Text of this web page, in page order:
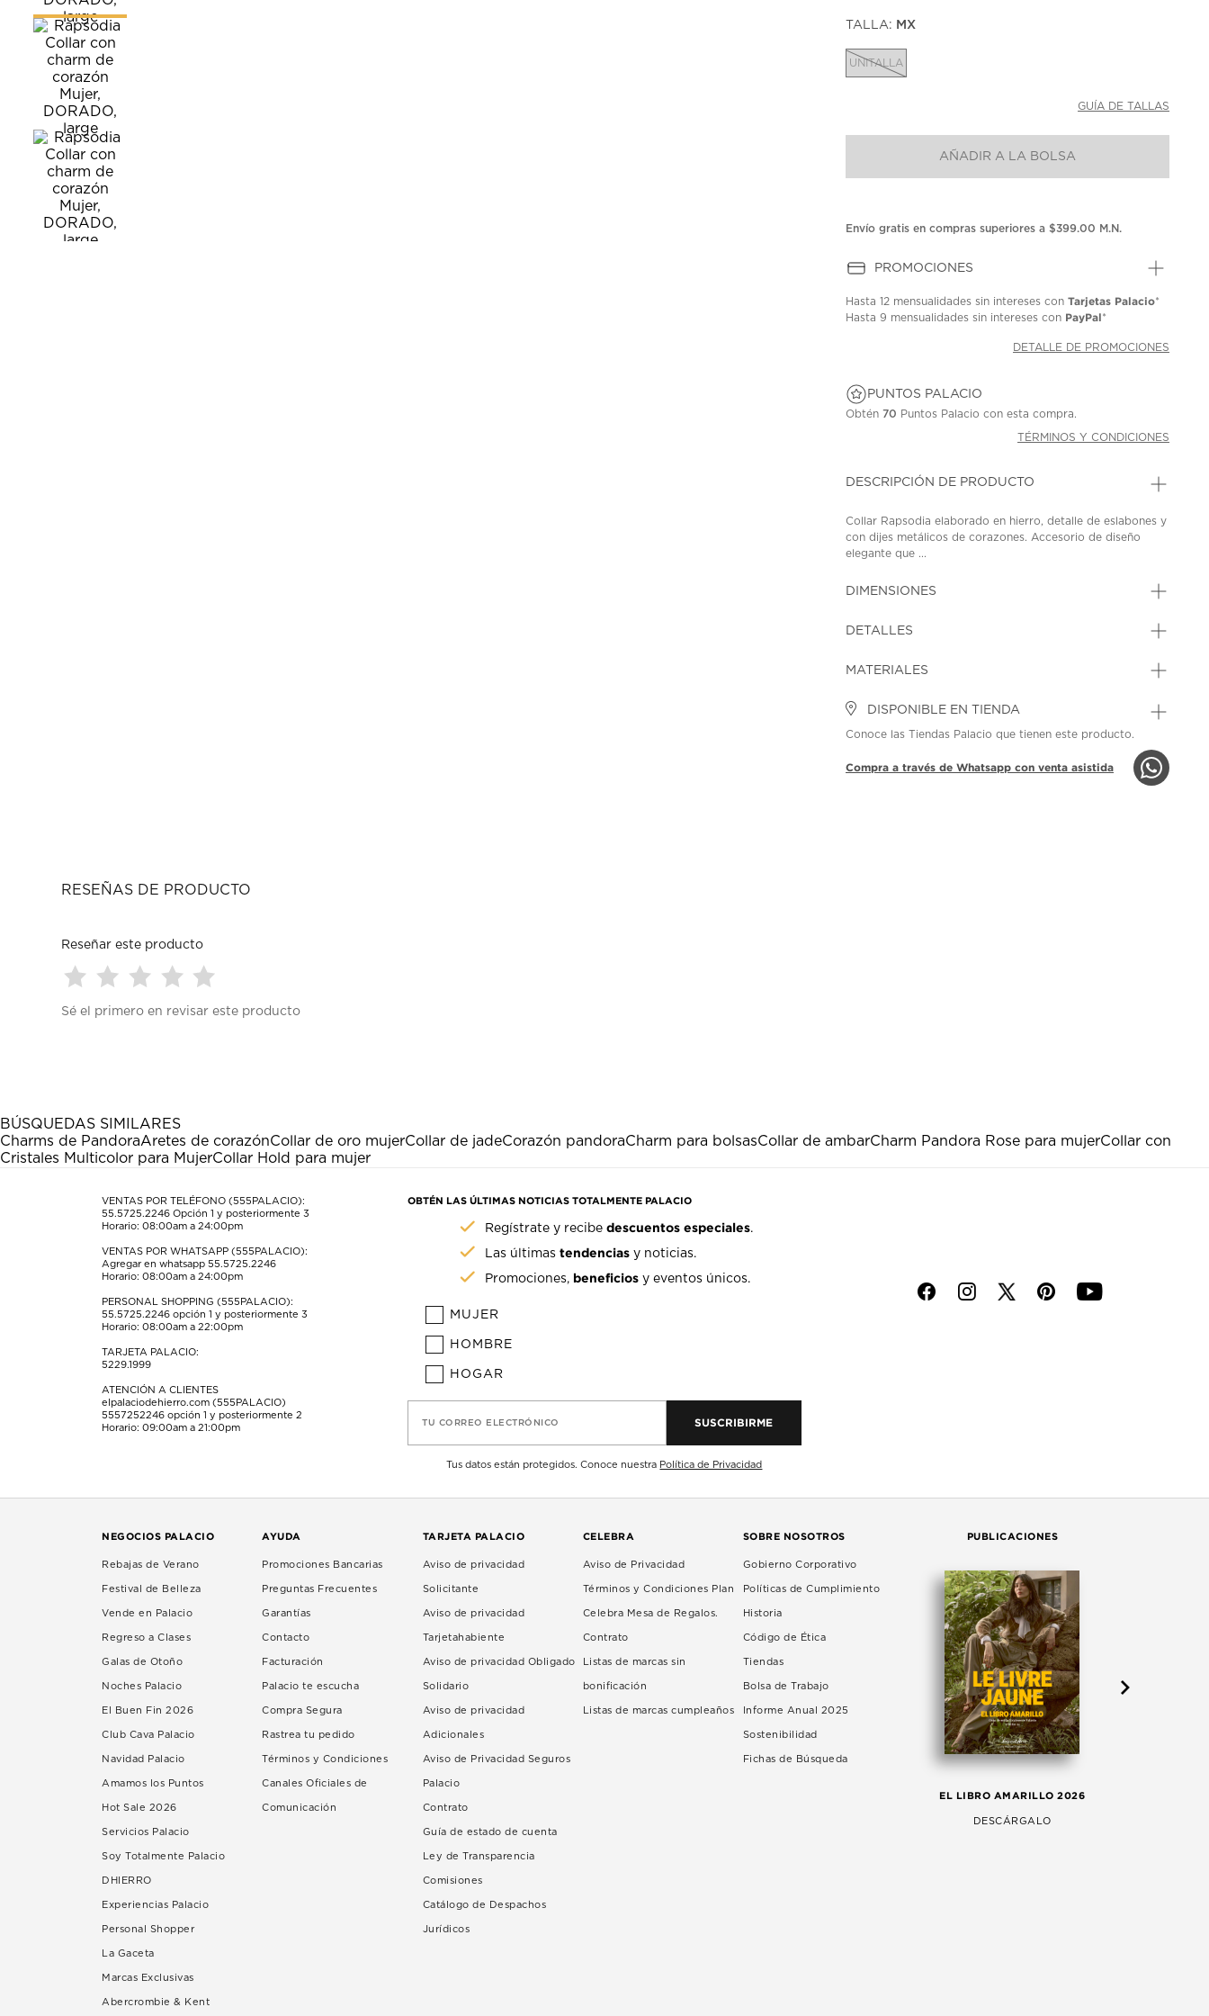
TALLA: MX
UNITALLA
GUÍA DE TALLAS
AÑADIR A LA BOLSA
Envío gratis en compras superiores a $399.00 M.N.
PROMOCIONES
Hasta12 mensualidades sin intereses conTarjetas Palacio*
Hasta9 mensualidades sin intereses con PayPal*
DETALLE DE PROMOCIONES
PUNTOS PALACIO
Obtén70 Puntos Palacio con esta compra.
TÉRMINOS Y CONDICIONES
DESCRIPCIÓN DE PRODUCTO
Collar Rapsodia elaborado en hierro, detalle de eslabones y
con dijes metálicos de corazones. Accesorio de diseño
elegante que ...
DIMENSIONES
DETALLES
MATERIALES
DISPONIBLE EN TIENDA
Conoce las Tiendas Palacio que tienen este producto.
Compra a través de Whatsapp con venta asistida
RESEÑAS DE PRODUCTO
Reseñar este producto
para
estrella
Esta
acción
abrirá
formulario
para
estrellas.
Esta
acción
abrirá
formulario
de
para
estrellas.
Esta
acción
abrirá
formulario
de
para
estrellas.
Esta
acción
abrirá
formulario
de
para
Esta
acción
abrirá
formulario
de
envío.
Sé el primero en revisar este producto
BÚSQUEDAS SIMILARES
Charms de PandoraAretes de corazónCollar de oro mujerCollar de jadeCorazón pandoraCharm para bolsasCollar de ambarCharm Pandora Rose para mujerCollar con
Cristales Multicolor para MujerCollar Hold para mujer
VENTAS POR TELÉFONO (555PALACIO):
55.5725.2246 Opción 1 y posteriormente 3
Horario: 08:00am a 24:00pm
VENTAS POR WHATSAPP (555PALACIO):
Agregar en whatsapp 55.5725.2246
Horario: 08:00am a 24:00pm
PERSONAL SHOPPING (555PALACIO):
55.5725.2246 opción 1 y posteriormente 3
Horario: 08:00am a 22:00pm
TARJETA PALACIO:
5229.1999
ATENCIÓN A CLIENTES
elpalaciodehierro.com (555PALACIO)
5557252246 opción 1 y posteriormente 2
Horario: 09:00am a 21:00pm
OBTÉN LAS ÚLTIMAS NOTICIAS TOTALMENTE PALACIO
Regístrate y recibedescuentos especiales.
Las últimastendencias y noticias.
Promociones, beneficios y eventos únicos.
MUJER
HOMBRE
HOGAR
TU CORREO ELECTRÓNICO SUSCRIBIRME
Tus datos están protegidos. Conoce nuestra Política de Privacidad
f i p y
NEGOCIOS PALACIO
Rebajas de Verano
Festival de Belleza
Vende en Palacio
Regreso a Clases
Galas de Otoño
Noches Palacio
El Buen Fin 2026
Club Cava Palacio
Navidad Palacio
Amamos los Puntos
Hot Sale 2026
Servicios Palacio
Soy Totalmente Palacio
DHIERRO
Experiencias Palacio
Personal Shopper
La Gaceta
Marcas Exclusivas
Abercrombie & Kent
AYUDA
Promociones Bancarias
Preguntas Frecuentes
Garantías
Contacto
Facturación
Palacio te escucha
Compra Segura
Rastrea tu pedido
Términos y Condiciones
Canales Oficiales de
Comunicación
TARJETA PALACIO
Aviso de privacidad
Solicitante
Aviso de privacidad
Tarjetahabiente
Aviso de privacidad Obligado
Solidario
Aviso de privacidad
Adicionales
Aviso de Privacidad Seguros
Palacio
Contrato
Guía de estado de cuenta
Ley de Transparencia
Comisiones
Catálogo de Despachos
Jurídicos
CELEBRA
Aviso de Privacidad
Términos y Condiciones Plan
Celebra Mesa de Regalos.
Contrato
Listas de marcas sin
bonificación
Listas de marcas cumpleaños
SOBRE NOSOTROS
Gobierno Corporativo
Políticas de Cumplimiento
Historia
Código de Ética
Tiendas
Bolsa de Trabajo
Informe Anual 2025
Sostenibilidad
Fichas de Búsqueda
PUBLICACIONES
EL LIBRO AMARILLO 2026
DESCÁRGALO